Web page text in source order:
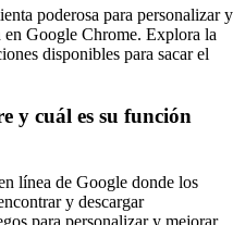
poderosa para personalizar y
Google Chrome. Explora la
disponibles para sacar el
y cuál es su función
línea de Google donde los
y descargar
para personalizar y mejorar